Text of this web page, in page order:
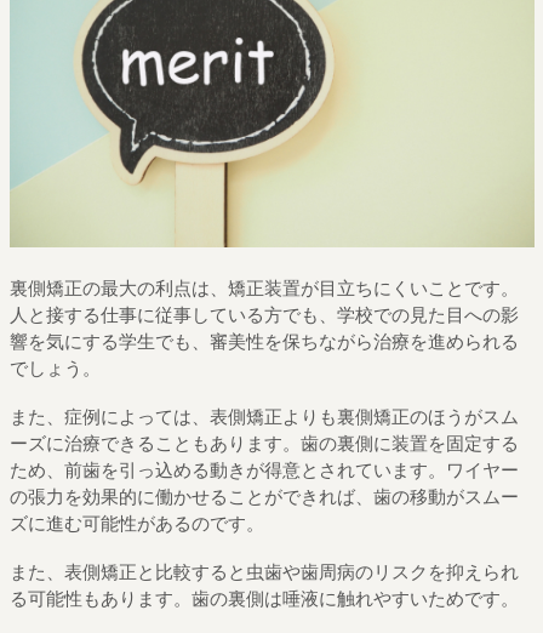
裏側矯正の最大の利点は、矯正装置が目立ちにくいことです。
人と接する仕事に従事している方でも、学校での見た目への影
響を気にする学生でも、審美性を保ちながら治療を進められる
でしょう。
また、症例によっては、表側矯正よりも裏側矯正のほうがスム
ーズに治療できることもあります。歯の裏側に装置を固定する
ため、前歯を引っ込める動きが得意とされています。ワイヤー
の張力を効果的に働かせることができれば、歯の移動がスムー
ズに進む可能性があるのです。
また、表側矯正と比較すると虫歯や歯周病のリスクを抑えられ
る可能性もあります。歯の裏側は唾液に触れやすいためです。